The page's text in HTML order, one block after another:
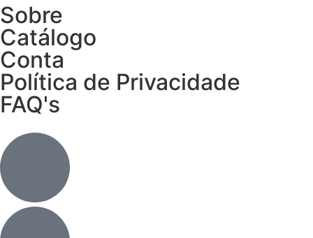
Sobre
Catálogo
Conta
Política de Privacidade
FAQ's